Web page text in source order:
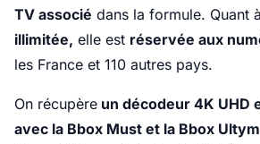
TV associé dans la formule. Quant
illimitée, elle est réservée aux
les France et 110 autres pays.
On récupère un décodeur 4K UHD
avec la Bbox Must et la Bbox